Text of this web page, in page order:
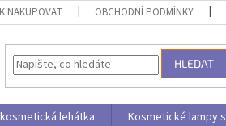
NAKUPOVAT OBCHODNÍ PODMÍNKY
HLEDAT
lehátka Kosmetické lampy